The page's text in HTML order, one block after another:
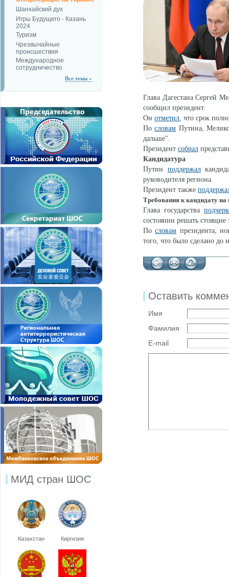
Шанхайский дух
Игры Будущего - Казань
2024
Туризм
Чрезвычайные
происшествия
Международное
сотрудничество
Все темы »
МИД стран ШОС
Казахстан Киргизия
Глава Дагестана Сергей
сообщил президент.
Он отметил, что срок
Пословам Путина,
дальше".
Президент собрал
Кандидатура
Путин поддержал
руководителя региона.
Президент также
Требования к кандидату на
Глава государства
состоянии решать
Пословам президента,
того, что было сделано до
Оставить
Имя
Фамилия
E-mail